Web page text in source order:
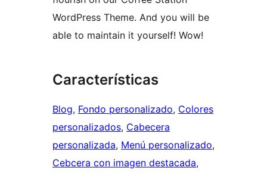
WordPress Theme. And you will be
able to maintain it yourself! Wow!
Características
Blog, Fondo personalizado, Colores
personalizados, Cabecera
personalizada, Menú personalizado
Cebcera con imagen destacada